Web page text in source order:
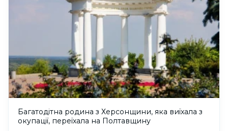
Багатодітна родина з Херсонщини, яка виїхала з
окупації, переїхала на Полтавщину